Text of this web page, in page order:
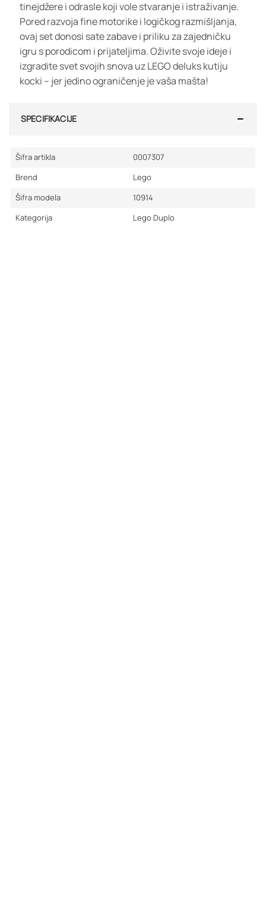
tinejdžere i odrasle koji vole stvaranje i istraživanje.
Pored razvoja fine motorike i logičkog razmišljanja,
ovaj set donosi sate zabave i priliku za zajedničku
igru s porodicom i prijateljima. Oživite svoje ideje i
izgradite svet svojih snova uz LEGO deluks kutiju
kocki – jer jedino ograničenje je vaša mašta!
SPECIFIKACIJE
Šifra artikla
0007307
Brend
Lego
Šifra modela
10914
Kategorija
Lego Duplo